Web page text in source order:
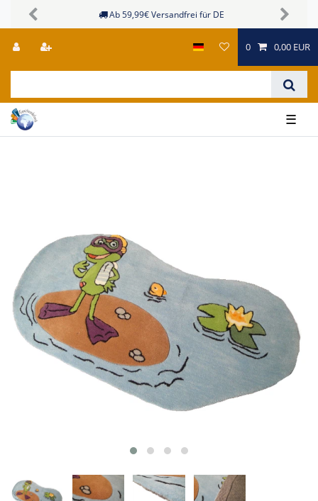
Ab 59,99€ Versandfrei für DE
Previous Next
0 0,00 EUR
☰